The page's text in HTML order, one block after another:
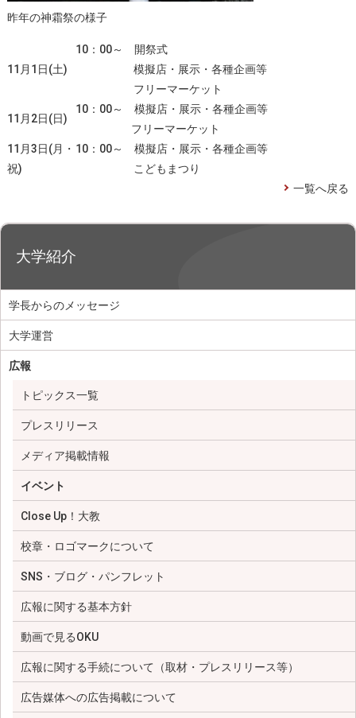
昨年の神霜祭の様子
11月1日(土)
10：00～ 開祭式
模擬店・展示・各種企画等
フリーマーケット
11月2日(日)
10：00～ 模擬店・展示・各種企画等
フリーマーケット
11月3日(月・
祝)
10：00～ 模擬店・展示・各種企画等
こどもまつり
一覧へ戻る
大学紹介
学長からのメッセージ
大学運営
広報
トピックス一覧
プレスリリース
メディア掲載情報
イベント
Close Up！大教
校章・ロゴマークについて
SNS・ブログ・パンフレット
広報に関する基本方針
動画で見るOKU
広報に関する手続について（取材・プレスリリース等）
広告媒体への広告掲載について